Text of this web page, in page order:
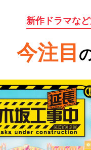
新作ドラマなど
今注目